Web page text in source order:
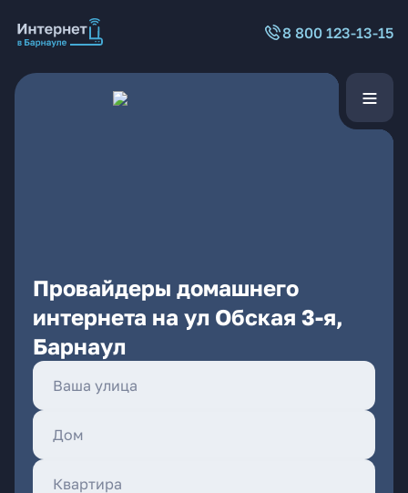
8 800 123-13-15
Провайдеры домашнего
интернета на ул Обская 3-я,
Барнаул